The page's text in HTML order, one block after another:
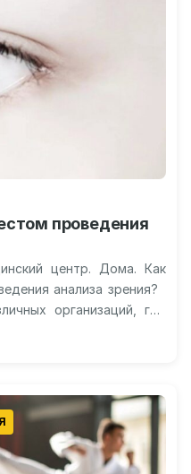
проведения
центр. Дома. Как
анализа зрения?
организаций, где